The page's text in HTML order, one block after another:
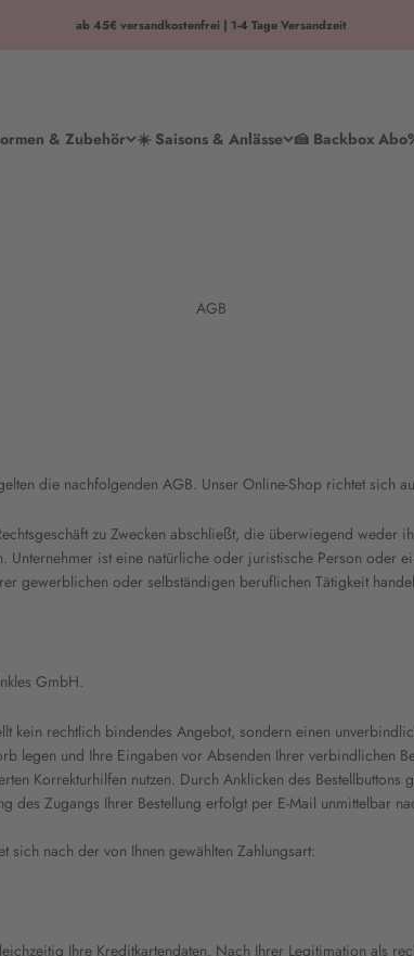
ab 45€ versandkostenfrei | 1-4 Tage Versandzeit
& Zubehör ☀️ Saisons & Anlässe 🍰 Backbox Abo
AGB
die nachfolgenden AGB. Unser Online-Shop richtet sich
zu Zwecken abschließt, die überwiegend weder
Unternehmer ist eine natürliche oder juristische Person oder
gewerblichen oder selbständigen beruflichen Tätigkeit
GmbH.
kein rechtlich bindendes Angebot, sondern einen
legen und Ihre Eingaben vor Absenden Ihrer verbindlichen
Korrekturhilfen nutzen. Durch Anklicken des
des Zugangs Ihrer Bestellung erfolgt per E-Mail unmittelbar
sich nach der von Ihnen gewählten Zahlungsart:
Ihre Kreditkartendaten. Nach Ihrer Legitimation als